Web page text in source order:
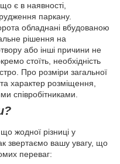
є в наявності,
паркану.
обладнані вбудованою
рішення на
або інші причини не
стоїть, необхідність
Про розміри загальної
характер розміщення,
співробітниками.
жодної різниці у
звертаємо вашу увагу, що
переваг: